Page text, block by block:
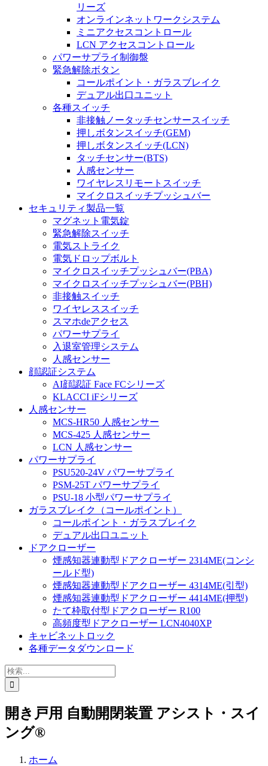
リーズ
オンラインネットワークシステム
ミニアクセスコントロール
LCN アクセスコントロール
パワーサプライ制御盤
緊急解除ボタン
コールポイント・ガラスブレイク
デュアル出口ユニット
各種スイッチ
非接触ノータッチセンサースイッチ
押しボタンスイッチ(GEM)
押しボタンスイッチ(LCN)
タッチセンサー(BTS)
人感センサー
ワイヤレスリモートスイッチ
マイクロスイッチプッシュバー
セキュリティ製品一覧
マグネット電気錠
緊急解除スイッチ
電気ストライク
電気ドロップボルト
マイクロスイッチプッシュバー(PBA)
マイクロスイッチプッシュバー(PBH)
非接触スイッチ
ワイヤレススイッチ
スマホdeアクセス
パワーサプライ
入退室管理システム
人感センサー
顔認証システム
AI顔認証 Face FCシリーズ
KLACCI iFシリーズ
人感センサー
MCS-HR50 人感センサー
MCS-425 人感センサー
LCN 人感センサー
パワーサプライ
PSU520-24V パワーサプライ
PSM-25T パワーサプライ
PSU-18 小型パワーサプライ
ガラスブレイク（コールポイント）
コールポイント・ガラスブレイク
デュアル出口ユニット
ドアクローザー
煙感知器連動型ドアクローザー 2314ME(コンシ
ールド型)
煙感知器連動型ドアクローザー 4314ME(引型)
煙感知器連動型ドアクローザー 4414ME(押型)
たて枠取付型ドアクローザー R100
高頻度型ドアクローザー LCN4040XP
キャビネットロック
各種データダウンロード
検
索
…
開き戸用 自動開閉装置 アシスト・スイ
ング®
ホーム